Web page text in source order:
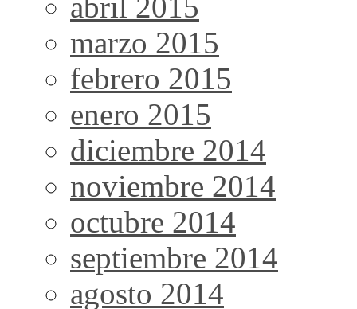
marzo 2015
febrero 2015
enero 2015
diciembre 2014
noviembre 2014
octubre 2014
septiembre 2014
agosto 2014